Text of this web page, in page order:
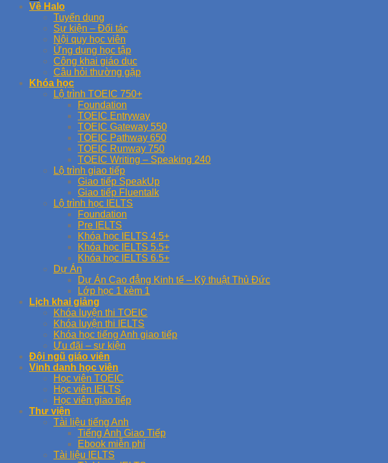
Về Halo
Tuyển dụng
Sự kiện – Đối tác
Nội quy học viên
Ứng dụng học tập
Công khai giáo dục
Câu hỏi thường gặp
Khóa học
Lộ trình TOEIC 750+
Foundation
TOEIC Entryway
TOEIC Gateway 550
TOEIC Pathway 650
TOEIC Runway 750
TOEIC Writing – Speaking 240
Lộ trình giao tiếp
Giao tiếp SpeakUp
Giao tiếp Fluentalk
Lộ trình học IELTS
Foundation
Pre IELTS
Khóa học IELTS 4.5+
Khóa học IELTS 5.5+
Khóa học IELTS 6.5+
Dự Án
Dự Án Cao đẳng Kinh tế – Kỹ thuật Thủ Đức
Lớp học 1 kèm 1
Lịch khai giảng
Khóa luyện thi TOEIC
Khóa luyện thi IELTS
Khóa học tiếng Anh giao tiếp
Ưu đãi – sự kiện
Đội ngũ giáo viên
Vinh danh học viên
Học viên TOEIC
Học viên IELTS
Học viên giao tiếp
Thư viện
Tài liệu tiếng Anh
Tiếng Anh Giao Tiếp
Ebook miễn phí
Tài liệu IELTS